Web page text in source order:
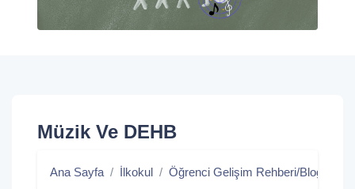
Müzik Ve DEHB
Ana Sayfa İlkokul Öğrenci Gelişim Rehberi/Blog